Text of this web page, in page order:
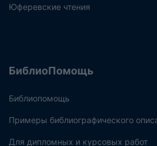
Юферевские чтения
БиблиоПомощь
Библиопомощь
Примеры библиографического
Для дипломных и курсовых работ